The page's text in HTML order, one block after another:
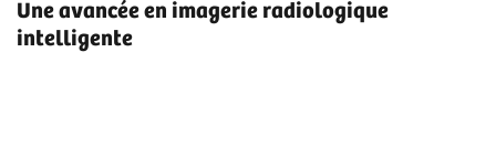
Une avancée en imagerie radiologique
intelligente